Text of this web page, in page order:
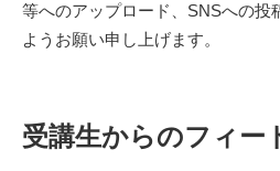
等へのアップロード、SNSへの投
ようお願い申し上げます。
受講生からのフィー